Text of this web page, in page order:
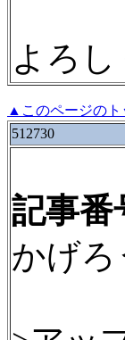
よろ
▲このページのト
512730
記事番
かげろ